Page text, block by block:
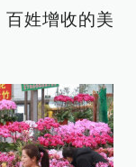
姓增收的美